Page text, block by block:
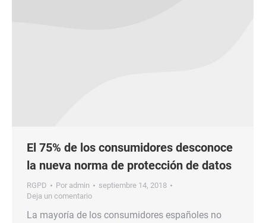
El 75% de los consumidores desconoce
la nueva norma de protección de datos
RGPD Por admin
septiembre 14, 2018
Deja un comentario
La mayoría de los consumidores españoles no